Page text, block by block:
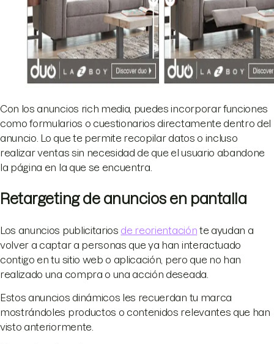
Con los anuncios rich media, puedes incorporar funciones
como formularios o cuestionarios directamente dentro del
anuncio. Lo que te permite recopilar datos o incluso
realizar ventas sin necesidad de que el usuario abandone
la página en la que se encuentra.
Retargeting de anuncios en pantalla
Los anuncios publicitarios de reorientación te ayudan a
volver a captar a personas que ya han interactuado
contigo en tu sitio web o aplicación, pero que no han
realizado una compra o una acción deseada.
Estos anuncios dinámicos les recuerdan tu marca
mostrándoles productos o contenidos relevantes que han
visto anteriormente.